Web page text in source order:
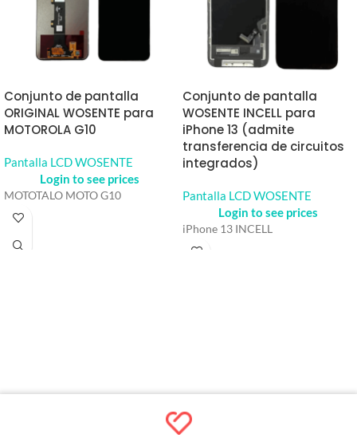
Conjunto de pantalla
ORIGINAL WOSENTE para
MOTOROLA G10
Pantalla LCD WOSENTE
Login to see prices
MOTOTALO MOTO G10
Conjunto de pantalla
WOSENTE INCELL para
iPhone 13 (admite
transferencia de circuitos
integrados)
Pantalla LCD WOSENTE
Login to see prices
iPhone 13 INCELL